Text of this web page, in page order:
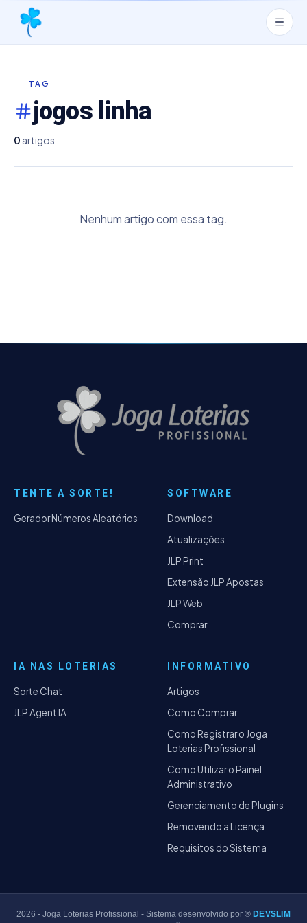
TAG
jogos linha
0 artigos
Nenhum artigo com essa tag.
TENTE A SORTE!
Gerador Números Aleatórios
SOFTWARE
Download
Atualizações
JLP Print
Extensão JLP Apostas
JLP Web
Comprar
IA NAS LOTERIAS
Sorte Chat
JLP Agent IA
INFORMATIVO
Artigos
Como Comprar
Como Registrar o Joga
Loterias Profissional
Como Utilizar o Painel
Administrativo
Gerenciamento de Plugins
Removendo a Licença
Requisitos do Sistema
2026 - Joga Loterias Profissional - Sistema desenvolvido por ® DEVSLIM